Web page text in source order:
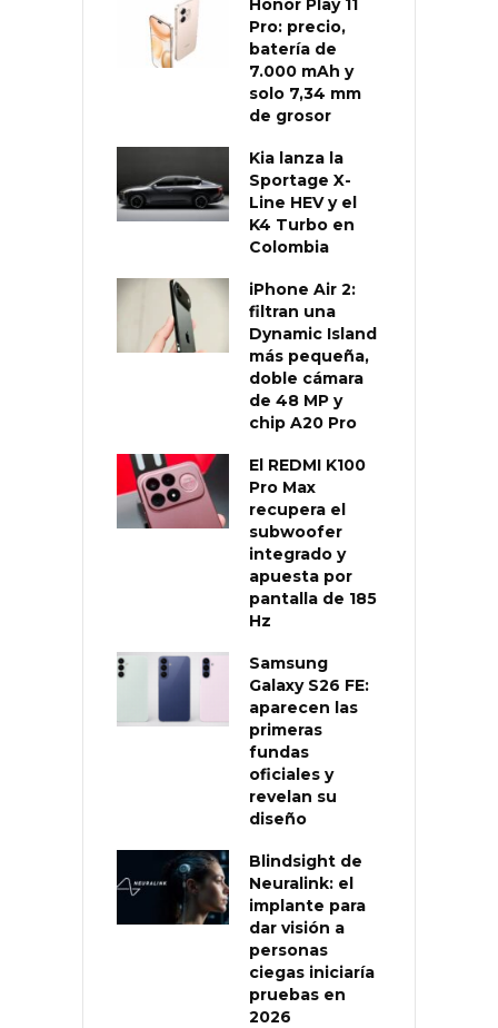
Pro: precio,
batería de
7.000 mAh y
solo 7,34 mm
de grosor
Kia lanza la
Sportage X-
Line HEV y el
K4 Turbo en
Colombia
iPhone Air 2:
filtran una
Dynamic Island
más pequeña,
doble cámara
de 48 MP y
chip A20 Pro
El REDMI K100
Pro Max
recupera el
subwoofer
integrado y
apuesta por
pantalla de 185
Hz
Samsung
Galaxy S26 FE:
aparecen las
primeras
fundas
oficiales y
revelan su
diseño
Blindsight de
Neuralink: el
implante para
dar visión a
personas
ciegas iniciaría
pruebas en
2026